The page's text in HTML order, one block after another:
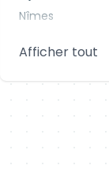
Nîmes
Aix-en-Provence
Afficher tout